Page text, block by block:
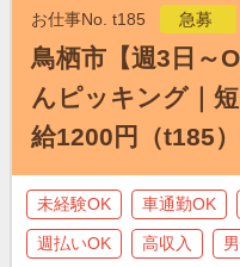
お仕事No. t185 急募
鳥栖市【週3日～
んピッキング｜
給1200円（t185）
未経験OK 車通勤OK
週払いOK 高収入